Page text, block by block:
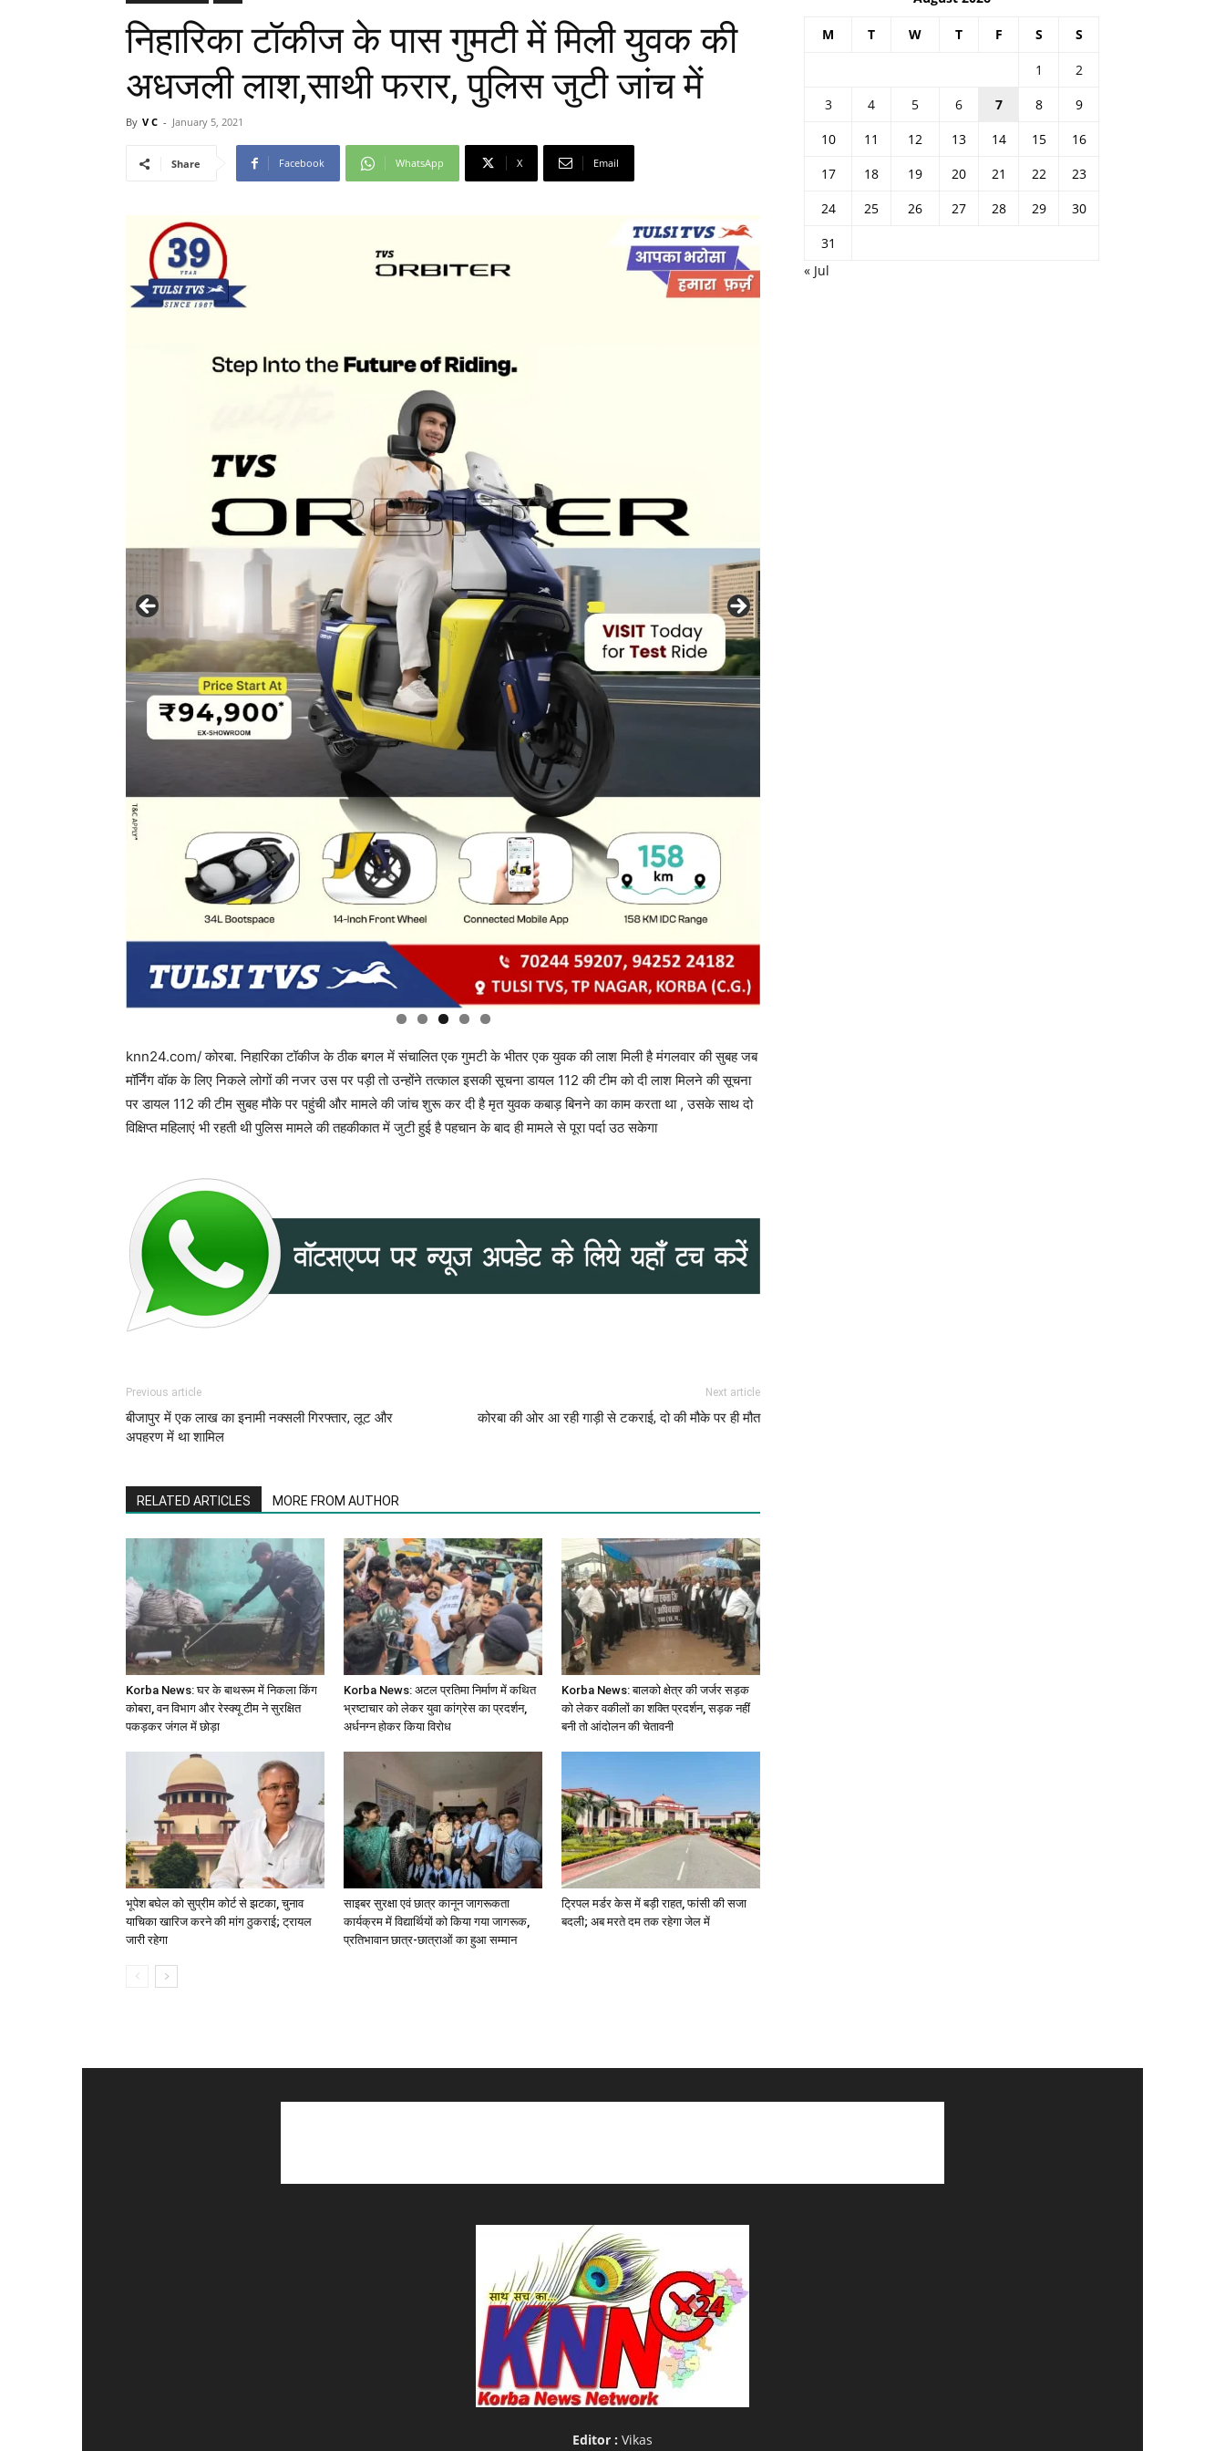
Network
निहारिका टॉकीज के पास गुमटी में मिली युवक की
अधजली लाश,साथी फरार, पुलिस जुटी जांच में
By V C - January 5, 2021
Share Facebook WhatsApp X Email
knn24.com/ कोरबा. निहारिका टॉकीज के ठीक बगल में संचालित एक गुमटी के भीतर एक युवक की लाश मिली है मंगलवार की सुबह जब
मॉर्निंग वॉक के लिए निकले लोगों की नजर उस पर पड़ी तो उन्होंने तत्काल इसकी सूचना डायल 112 की टीम को दी लाश मिलने की सूचना
पर डायल 112 की टीम सुबह मौके पर पहुंची और मामले की जांच शुरू कर दी है मृत युवक कबाड़ बिनने का काम करता था , उसके साथ दो
विक्षिप्त महिलाएं भी रहती थी पुलिस मामले की तहकीकात में जुटी हुई है पहचान के बाद ही मामले से पूरा पर्दा उठ सकेगा
Previous article
बीजापुर में एक लाख का इनामी नक्सली गिरफ्तार, लूट और
अपहरण में था शामिल
Next article
कोरबा की ओर आ रही गाड़ी से टकराई, दो की मौके पर ही मौत
RELATED ARTICLES MORE FROM AUTHOR
Korba News: घर के बाथरूम में निकला किंग
कोबरा, वन विभाग और रेस्क्यू टीम ने सुरक्षित
पकड़कर जंगल में छोड़ा
Korba News: अटल प्रतिमा निर्माण में कथित
भ्रष्टाचार को लेकर युवा कांग्रेस का प्रदर्शन,
अर्धनग्न होकर किया विरोध
Korba News: बालको क्षेत्र की जर्जर सड़क
को लेकर वकीलों का शक्ति प्रदर्शन, सड़क नहीं
बनी तो आंदोलन की चेतावनी
भूपेश बघेल को सुप्रीम कोर्ट से झटका, चुनाव
याचिका खारिज करने की मांग ठुकराई; ट्रायल
जारी रहेगा
साइबर सुरक्षा एवं छात्र कानून जागरूकता
कार्यक्रम में विद्यार्थियों को किया गया जागरूक,
प्रतिभावान छात्र-छात्राओं का हुआ सम्मान
ट्रिपल मर्डर केस में बड़ी राहत, फांसी की सजा
बदली; अब मरते दम तक रहेगा जेल में
M T W T F S S
1
2
3
4 5 6 7 8
9
10
11 12 13 14 15
16
17
18 19 20 21 22
23
24
25 26 27 28 29
30
31
« Jul
Editor : Vikas